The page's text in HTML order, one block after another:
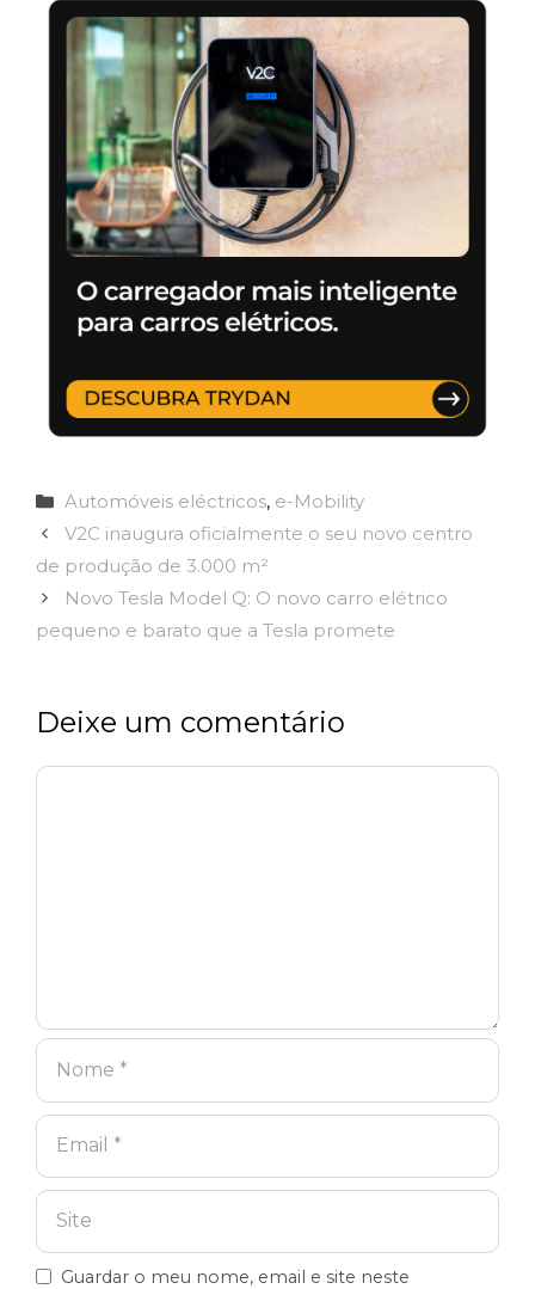
Categorias
Automóveis eléctricos, e-Mobility
V2C inaugura oficialmente o seu novo centro
de produção de 3.000 m²
Novo Tesla Model Q: O novo carro elétrico
pequeno e barato que a Tesla promete
Deixe um comentário
Comentário
Nome
Email
Site
Guardar o meu nome, email e site neste